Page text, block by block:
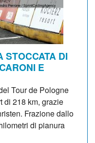
STOCCATA DI
E
Tour de Pologne
di 218 km, grazie
Frazione dallo
di pianura